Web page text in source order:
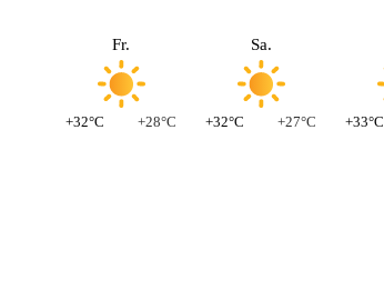
Fr.
+32°C +28°C
Sa.
+32°C +27°C +33°C